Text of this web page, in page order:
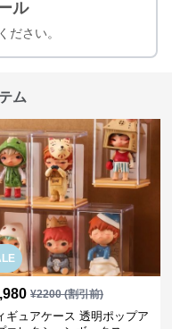
ル
ださい。
ム
¥2200(割引前)
ギュアケース 透明ポップア